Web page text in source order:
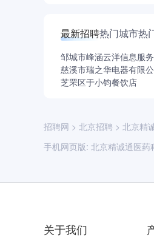
最新招聘热门城市热
邹城市峰涵云洋信息服
慈溪市瑞之华电器有限
芝罘区于小钧餐饮店
招聘网 > 北京招聘 > 北京精
手机网页版: 北京精诚通医药
关于我们